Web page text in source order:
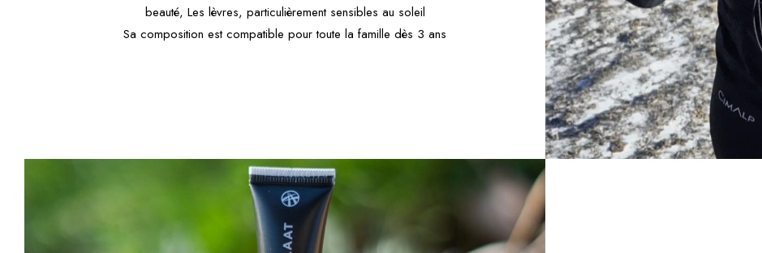
beauté, Les lèvres, particulièrement sensibles au soleil
Sa composition est compatible pour toute la famille dès 3 ans